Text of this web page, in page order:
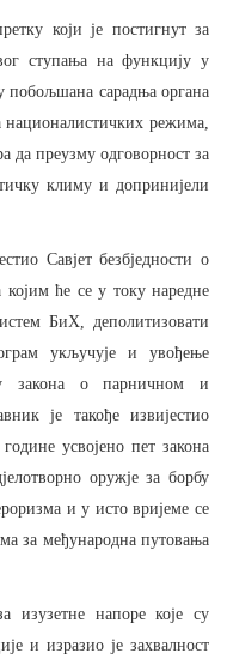
који је постигнут за
ступања на функцију у
побољшана сарадња органа
националистичких режима,
да преузму одговорност за
климу и допринијели
Савјет безбједности о
којим ће се у току наредне
БиХ, деполитизовати
укључује и увођење
закона о парничном и
је такође извијестио
усвојено пет закона
оружје за борбу
и у исто вријеме се
за међународна путовања
напоре које су
и изразио је захвалност